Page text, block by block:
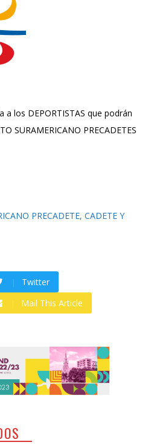
a los DEPORTISTAS que podrán
SURAMERICANO PRECADETES
PRECADETE, CADETE Y
Twitter
Mail This Article